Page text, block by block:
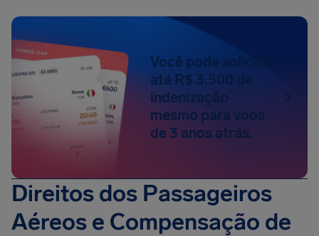
Você pode solicitar
até R$ 3.500 de
indenização
mesmo para voos
de 3 anos atrás.
Direitos dos Passageiros
Aéreos e Compensação de